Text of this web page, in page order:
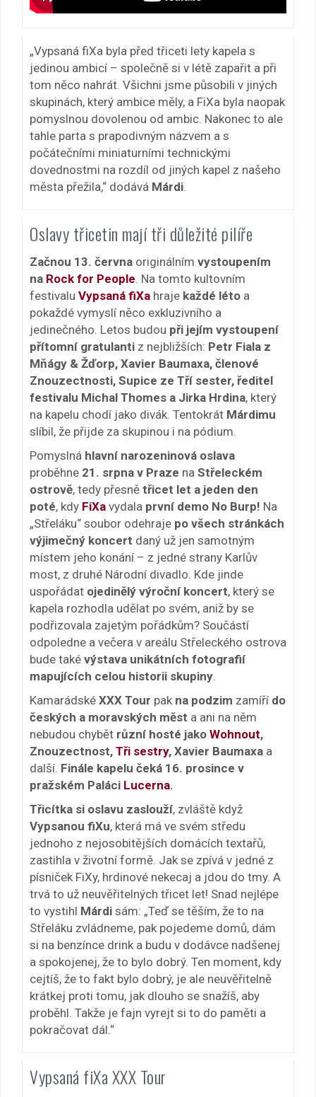
„Vypsaná fiXa byla před třiceti lety kapela s
jedinou ambicí – společně si v létě zapařit a při
tom něco nahrát. Všichni jsme působili v jiných
skupinách, který ambice měly, a FiXa byla naopak
pomyslnou dovolenou od ambic. Nakonec to ale
tahle parta s prapodivným názvem a s
počátečními miniaturními technickými
dovednostmi na rozdíl od jiných kapel z našeho
města přežila,“ dodává Márdi
Oslavy třicetin mají tři důležité pilíře
Začnou 13. června originálním vystoupením
na Rock for People . Na tomto kultovním
festivalu Vypsaná fiXa hraje každé léto a
pokaždé vymyslí něco exkluzivního a
jedinečného. Letos budou při jejím vystoupení
přítomní gratulanti z nejbližších: Petr Fiala z
Mňágy & Žďorp, Xavier Baumaxa, členové
Znouzectnosti, Supice ze Tří sester, ředitel
festivalu Michal Thomes a Jirka Hrdina, který
na kapelu chodí jako divák. Tentokrát Márdimu
slíbil, že přijde za skupinou i na pódium.
Pomyslná hlavní narozeninová oslava
proběhne 21. srpna v Praze na Střeleckém
ostrově, tedy přesně třicet let a jeden den
poté, kdy FiXa vydala první demo No Burp! Na
„Střeláku“ soubor odehraje po všech stránkách
výjimečný koncert daný už jen samotným
místem jeho konání – z jedné strany Karlův
most, z druhé Národní divadlo. Kde jinde
uspořádat ojedinělý výroční koncert, který se
kapela rozhodla udělat po svém, aniž by se
podřizovala zajetým pořádkům? Součástí
odpoledne a večera v areálu Střeleckého ostrova
bude také výstava unikátních fotografií
mapujících celou historii skupiny
Kamarádské XXX Tour pak na podzim zamíří do
českých a moravských měst a ani na něm
nebudou chybět různí hosté jako Wohnout,
Znouzectnost, Tři sestry, Xavier Baumaxa a
další. Finále kapelu čeká 16. prosince v
pražském Paláci Lucerna.
Třicítka si oslavu zaslouží, zvláště když
Vypsanou fiXu, která má ve svém středu
jednoho z nejosobitějších domácích textařů,
zastihla v životní formě. Jak se zpívá v jedné z
písniček FiXy, hrdinové nekecaj a jdou do tmy. A
trvá to už neuvěřitelných třicet let! Snad nejlépe
to vystihl Márdi sám: „Teď se těším, že to na
Střeláku zvládneme, pak pojedeme domů, dám
si na benzínce drink a budu v dodávce nadšenej
a spokojenej, že to bylo dobrý. Ten moment, kdy
cejtíš, že to fakt bylo dobrý, je ale neuvěřitelně
krátkej proti tomu, jak dlouho se snažíš, aby
proběhl. Takže je fajn vyrejt si to do paměti a
pokračovat dál.“
Vypsaná fiXa XXX Tour